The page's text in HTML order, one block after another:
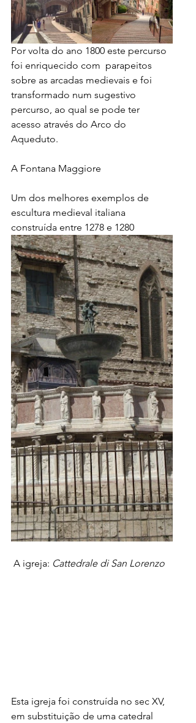
Por volta do ano 1800 este percurso
foi enriquecido com  parapeitos
sobre as arcadas medievais e foi
transformado num sugestivo
percurso, ao qual se pode ter
acesso através do Arco do
Aqueduto.
A Fontana Maggiore
Um dos melhores exemplos de
escultura medieval italiana
construída entre 1278 e 1280
A igreja: Cattedrale di San Lorenzo
Esta igreja foi construída no sec XV,
em substituição de uma catedral